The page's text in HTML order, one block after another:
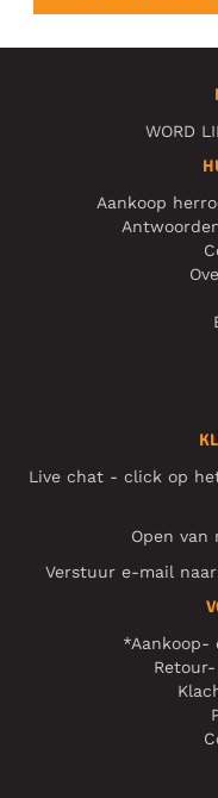
WORD
Aankoop
Live chat - click op
Open van
Verstuur e-mail
*Aankoop-